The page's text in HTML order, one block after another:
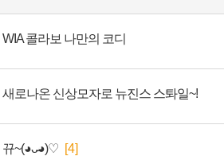
WIA 콜라보 나만의 코디
새로나온 신상모자로 뉴진스 스톼일~!
뀨~(◕ᴗ̵◕)♡ [4]